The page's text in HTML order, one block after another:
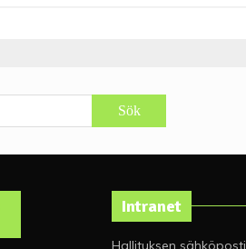
Intranet
Hallituksen sähköposti